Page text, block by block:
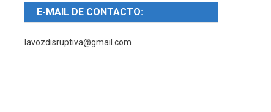
E-MAIL DE CONTACTO:
lavozdisruptiva@gmail.com